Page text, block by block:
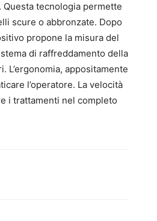
tecnologia permette
scure o abbronzate. Dopo
propone la misura del
di raffreddamento della
appositamente
l’operatore. La velocità
i trattamenti nel completo